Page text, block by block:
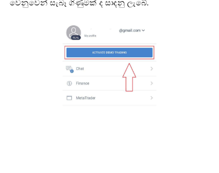
වෙනුවෙන් සැබෑ ගිණුමක් ද සාදනු ලැබේ.